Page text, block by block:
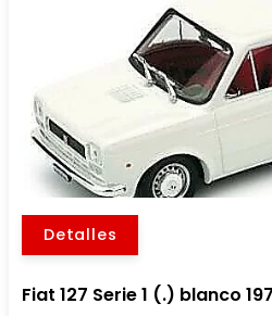
Detalles
Fiat 127 Serie 1 (.) blanco